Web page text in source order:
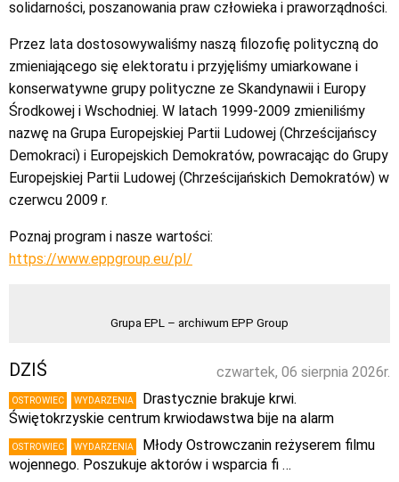
solidarności, poszanowania praw człowieka i praworządności.
Przez lata dostosowywaliśmy naszą filozofię polityczną do
zmieniającego się elektoratu i przyjęliśmy umiarkowane i
konserwatywne grupy polityczne ze Skandynawii i Europy
Środkowej i Wschodniej. W latach 1999-2009 zmieniliśmy
nazwę na Grupa Europejskiej Partii Ludowej (Chrześcijańscy
Demokraci) i Europejskich Demokratów, powracając do Grupy
Europejskiej Partii Ludowej (Chrześcijańskich Demokratów) w
czerwcu 2009 r.
Poznaj program i nasze wartości:
https://www.eppgroup.eu/pl/
Grupa EPL – archiwum EPP Group
czwartek, 06 sierpnia 2026r.
DZIŚ
OSTROWIEC WYDARZENIA
Drastycznie brakuje krwi.
Świętokrzyskie centrum krwiodawstwa bije na alarm
OSTROWIEC WYDARZENIA
Młody Ostrowczanin reżyserem filmu
wojennego. Poszukuje aktorów i wsparcia fi …